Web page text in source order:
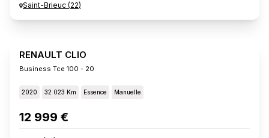
Saint-Brieuc (22)
RENAULT CLIO
Business Tce 100 - 20
2020 32 023 Km Essence Manuelle
12 999 €